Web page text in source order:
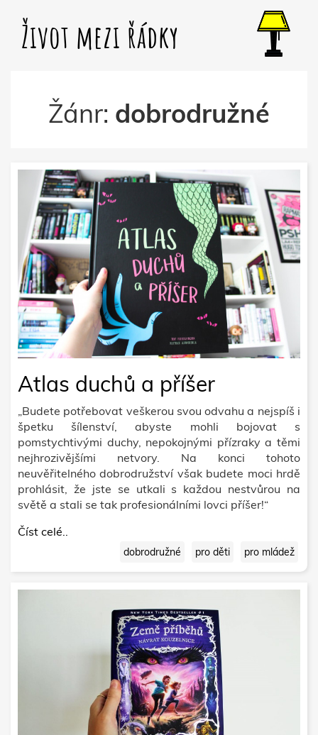
Život mezi řádky
Žánr: dobrodružné
Atlas duchů a příšer
„Budete potřebovat veškerou svou odvahu a nejspíš i
špetku šílenství, abyste mohli bo­jovat s
pomstychtivými duchy, nepokojný­mi přízraky a těmi
nejhrozivějšími netvory. Na konci tohoto
neuvěřitelného dobrodruž­ství však budete moci hrdě
prohlásit, že jste se utkali s každou nestvůrou na
světě a stali se tak profesionálními lovci příšer!“
Číst celé..
dobrodružné pro děti pro mládež